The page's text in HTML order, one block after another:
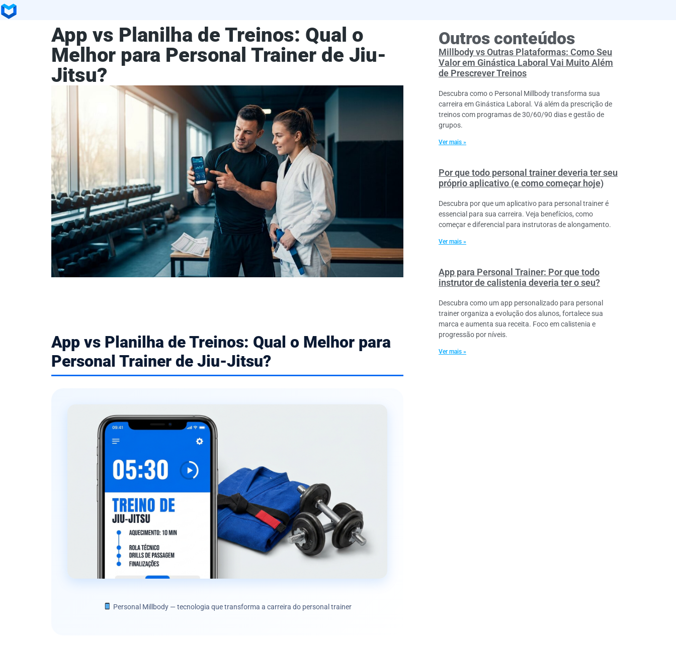
App vs Planilha de Treinos: Qual o
Melhor para Personal Trainer de Jiu-
Jitsu?
App vs Planilha de Treinos: Qual o Melhor para
Personal Trainer de Jiu-Jitsu?
Personal Millbody — tecnologia que transforma a carreira do personal trainer
Outros conteúdos
Millbody vs Outras Plataformas: Como Seu
Valor em Ginástica Laboral Vai Muito Além
de Prescrever Treinos
Descubra como o Personal Millbody transforma sua
carreira em Ginástica Laboral. Vá além da prescrição de
treinos com programas de 30/60/90 dias e gestão de
grupos.
Ver mais »
Por que todo personal trainer deveria ter seu
próprio aplicativo (e como começar hoje)
Descubra por que um aplicativo para personal trainer é
essencial para sua carreira. Veja benefícios, como
começar e diferencial para instrutoras de alongamento.
Ver mais »
App para Personal Trainer: Por que todo
instrutor de calistenia deveria ter o seu?
Descubra como um app personalizado para personal
trainer organiza a evolução dos alunos, fortalece sua
marca e aumenta sua receita. Foco em calistenia e
progressão por níveis.
Ver mais »